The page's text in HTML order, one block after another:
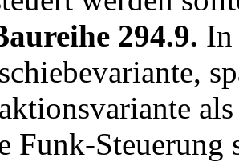
294.9. In
Funk-Steuerung